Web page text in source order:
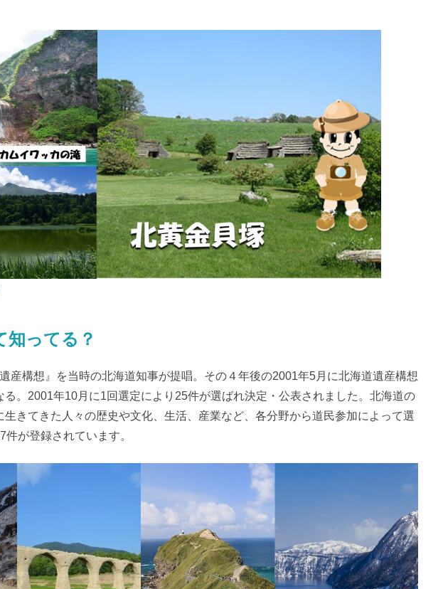
知ってる？
産構想』を当時の北海道知事が提唱。その４年後の2001年5月に北海道遺産構想
る。2001年10月に1回選定により25件が選ばれ決定・公表されました。北海道の
生きてきた人々の歴史や文化、生活、産業など、各分野から道民参加によって選
が登録されています。